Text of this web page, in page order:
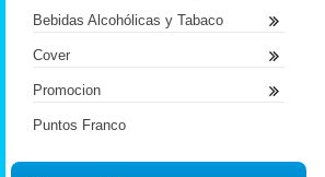
Bebidas Alcohólicas y Tabaco
Cover
Promocion
Puntos Franco